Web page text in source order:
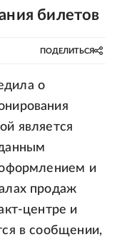
билетов
ПОДЕЛИТЬСЯ
о
является
оформлением и
продаж
центре и
в сообщении,